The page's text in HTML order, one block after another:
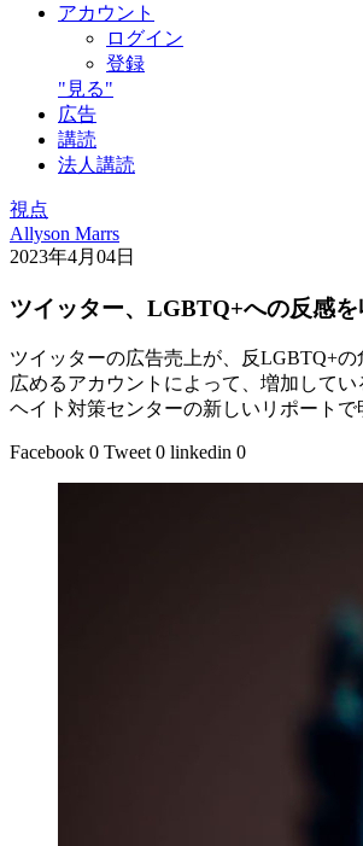
アカウント
ログイン
登録
"見る"
広告
講読
法人講読
視点
Allyson Marrs
2023年4月04日
ツイッター、LGBTQ+への反感を
ツイッターの広告売上が、反LGBTQ+
広めるアカウントによって、増加して
ヘイト対策センターの新しいリポートで
Facebook 0 Tweet 0 linkedin 0